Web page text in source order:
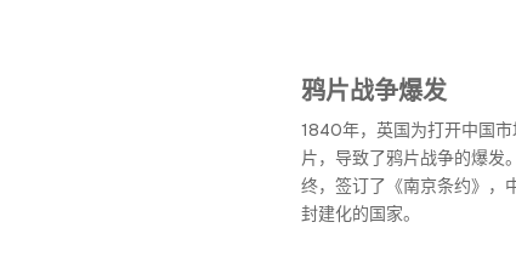
鸦片战争爆发
1840年，英国为打开中国
片，导致了鸦片战争的爆发
终，签订了《南京条约》，
封建化的国家。